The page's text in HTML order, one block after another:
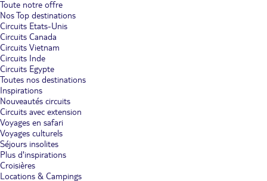
Toute notre offre
Nos Top destinations
Circuits Etats-Unis
Circuits Canada
Circuits Vietnam
Circuits Inde
Circuits Egypte
Toutes nos destinations
Inspirations
Nouveautés circuits
Circuits avec extension
Voyages en safari
Voyages culturels
Séjours insolites
Plus d'inspirations
Croisières
Locations & Campings